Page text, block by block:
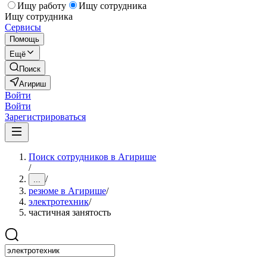
Ищу работу
Ищу сотрудника
Ищу сотрудника
Сервисы
Помощь
Ещё
Поиск
Агириш
Войти
Войти
Зарегистрироваться
Поиск сотрудников в Агирише
/
... /
резюме в Агирише/
электротехник/
частичная занятость